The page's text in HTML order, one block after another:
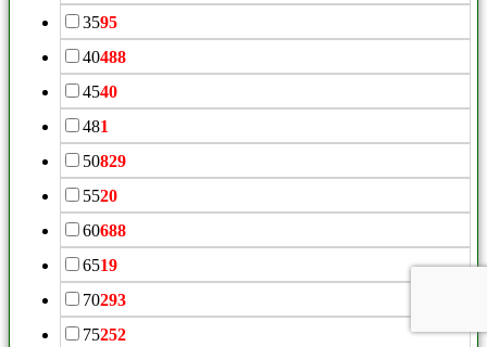
3595
40488
4540
481
50829
5520
60688
6519
70293
75252